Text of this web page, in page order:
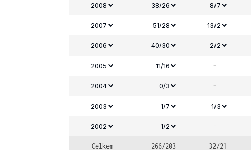
2008 38/26 8/7
2007 51/28 13/2
2006 40/30 2/2
2005 11/16 -
2004 0/3 -
2003 1/7 1/3
2002 1/2 -
Celkem 266/203 32/21